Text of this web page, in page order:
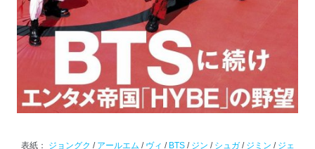
表紙： ジョングク / アールエム / ヴィ / BTS / ジン / シュガ / ジミン / ジェ